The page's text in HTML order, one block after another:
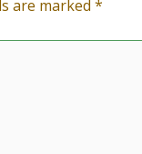
are marked *